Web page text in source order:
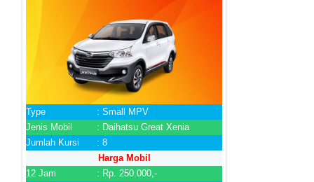
Type
: Small MPV
Jenis Mobil
: Daihatsu Great Xenia
Jumlah Kursi
: 8
Harga Mobil
12 Jam
: Rp. 250.000,-